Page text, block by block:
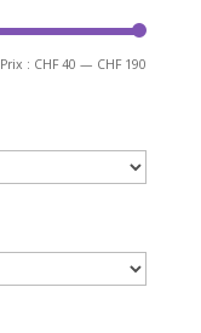
Prix : CHF 40 — CHF 190